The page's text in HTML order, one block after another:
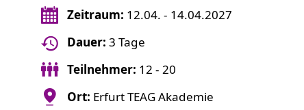
Zeitraum: 12.04. - 14.04.2027
Dauer: 3 Tage
Teilnehmer: 12 - 20
Ort: Erfurt TEAG Akademie